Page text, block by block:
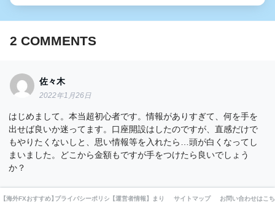
2 COMMENTS
佐々木
2022年1月26日
はじめまして。本当超初心者です。情報がありすぎて、何を手を
出せば良いか迷ってます。口座開設はしたのですが、直感だけで
もやりたくないしと、思い情報等を入れたら…頭が白くなってし
まいました。どこから金額もですが手をつけたら良いでしょう
か？
返信する
【海外FXおすすめ】厳選10業者業者を徹底比較してみました。
プライバシーポリシー・利用規約・免責事項
【運営者情報】まりえの自己紹介とFXとの出会いと現在ま
サイトマップ お問い合わせはこ